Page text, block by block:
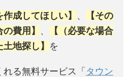
成してほしい】 、
【その
費用】 、
【（必要な場合
地探し】 を
る無料サービス「 タウン